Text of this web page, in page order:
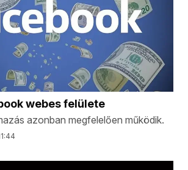
webes felülete
azonban megfelelően működik.